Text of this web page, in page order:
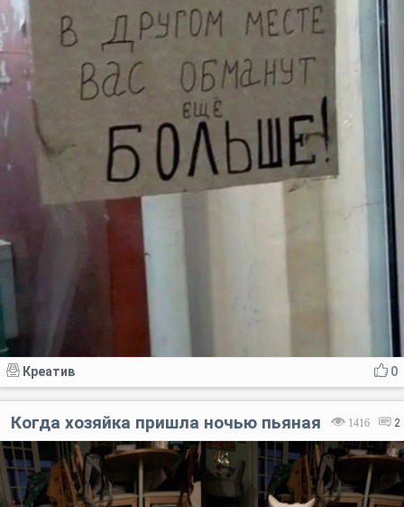
0
Креатив
1416 2
Когда хозяйка пришла ночью пьяная